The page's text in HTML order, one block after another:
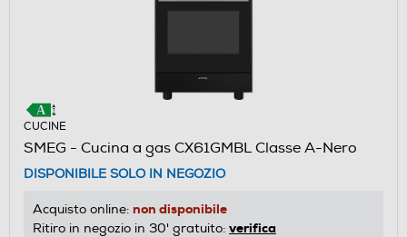
CUCINE
SMEG - Cucina a gas CX61GMBL Classe A-Nero
DISPONIBILE SOLO IN NEGOZIO
Acquisto online: non disponibile
Ritiro in negozio in 30' gratuito: verifica